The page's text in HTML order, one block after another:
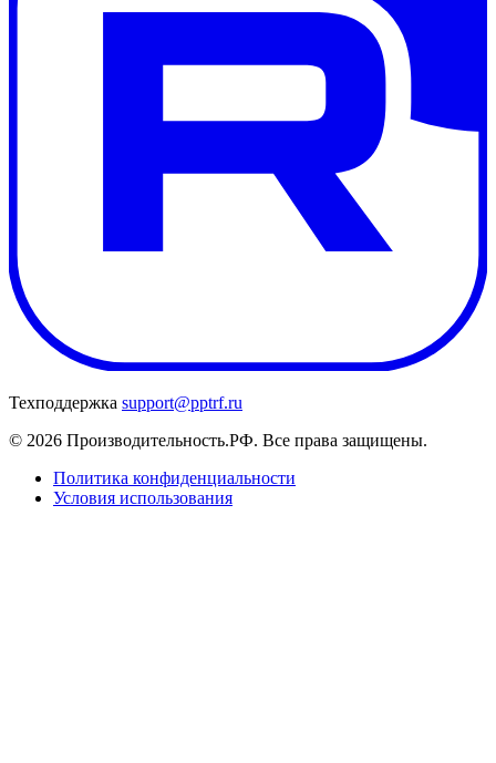
Техподдержка support@pptrf.ru
© 2026 Производительность.РФ. Все права защищены.
Политика конфиденциальности
Условия использования